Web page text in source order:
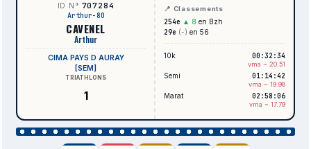
ID N° 707284
Arthur-80
CAVENEL
Arthur
CIMA PAYS D AURAY
[SEM]
TRIATHLONS
1
📍 Classements
254e ▲ 8 en Bzh
29e (-) en 56
10k 00:32:34
vma ~ 20.51
Semi 01:14:42
vma ~ 19.98
Marat 02:58:06
vma ~ 17.79